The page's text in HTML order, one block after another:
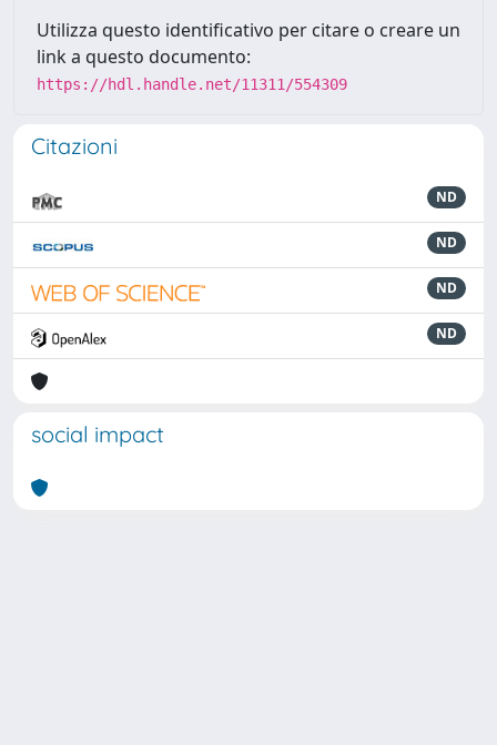
Utilizza questo identificativo per citare o creare un
link a questo documento:
https://hdl.handle.net/11311/554309
Citazioni
ND
ND
ND
ND
social impact